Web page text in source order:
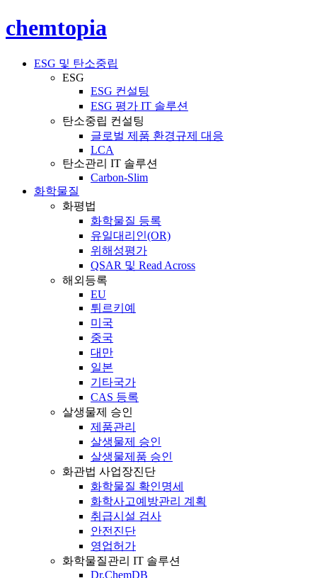
chemtopia
ESG 및 탄소중립
ESG
ESG 컨설팅
ESG 평가 IT 솔루션
탄소중립 컨설팅
글로벌 제품 환경규제 대응
LCA
탄소관리 IT 솔루션
Carbon-Slim
화학물질
화평법
화학물질 등록
유일대리인(OR)
위해성평가
QSAR 및 Read Across
해외등록
EU
튀르키예
미국
중국
대만
일본
기타국가
CAS 등록
살생물제 승인
제품관리
살생물제 승인
살생물제품 승인
화관법 사업장진단
화학물질 확인명세
화학사고예방관리 계획
취급시설 검사
안전진단
영업허가
화학물질관리 IT 솔루션
Dr.ChemDB